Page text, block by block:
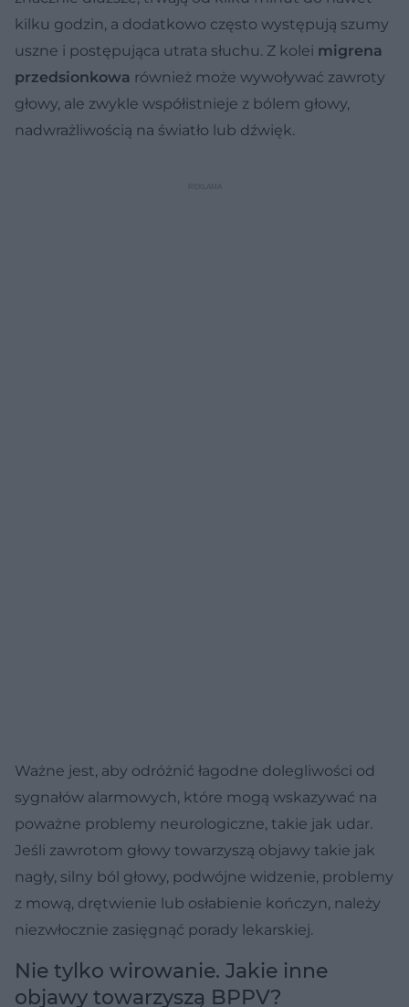
kilku godzin, a dodatkowo często występują szumy
uszne i postępująca utrata słuchu. Z kolei migrena
przedsionkowa również może wywoływać zawroty
głowy, ale zwykle współistnieje z bólem głowy,
nadwrażliwością na światło lub dźwięk.
Ważne jest, aby odróżnić łagodne dolegliwości od
sygnałów alarmowych, które mogą wskazywać na
poważne problemy neurologiczne, takie jak udar.
Jeśli zawrotom głowy towarzyszą objawy takie jak
nagły, silny ból głowy, podwójne widzenie, problemy
z mową, drętwienie lub osłabienie kończyn, należy
niezwłocznie zasięgnąć porady lekarskiej.
Nie tylko wirowanie. Jakie inne
objawy towarzyszą BPPV?